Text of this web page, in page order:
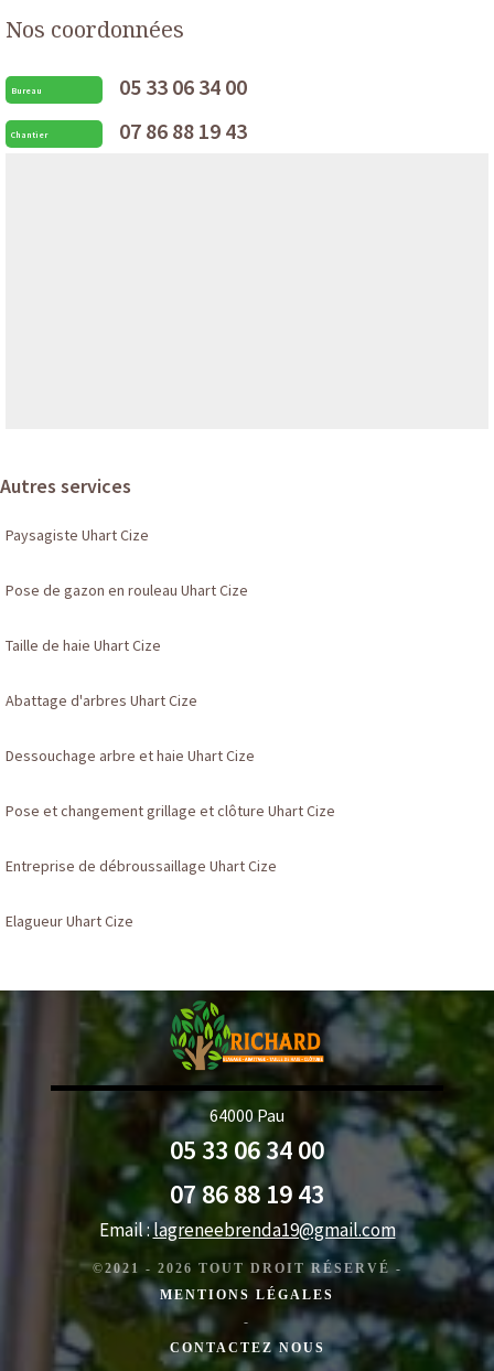
Nos coordonnées
Bureau 05 33 06 34 00
Chantier 07 86 88 19 43
Autres services
Paysagiste Uhart Cize
Pose de gazon en rouleau Uhart Cize
Taille de haie Uhart Cize
Abattage d'arbres Uhart Cize
Dessouchage arbre et haie Uhart Cize
Pose et changement grillage et clôture Uhart Cize
Entreprise de débroussaillage Uhart Cize
Elagueur Uhart Cize
64000 Pau
05 33 06 34 00
07 86 88 19 43
Email :lagreneebrenda19@gmail.com
©2021 - 2026 TOUT DROIT RÉSERVÉ -
MENTIONS LÉGALES
-
CONTACTEZ NOUS